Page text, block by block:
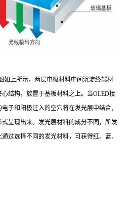
如上所示，两层电极材料中间沉淀终端材
结构，放置于基板材料之上。当OLED接
子和阳极注入的空穴将在发光层中结合，
式呈现出来。发光层材料的成分不同，所发
过选择不同的发光材料，可获得红、蓝、